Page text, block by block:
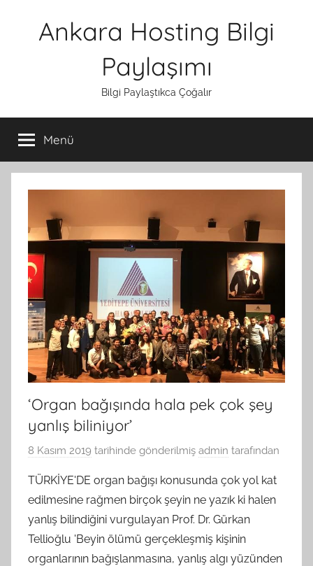
Ankara Hosting Bilgi
Paylaşımı
Bilgi Paylaştıkca Çoğalır
Menü
‘Organ bağışında hala pek çok şey
yanlış biliniyor’
8 Kasım 2019 tarihinde gönderilmiş admin tarafından
TÜRKİYE'DE organ bağışı konusunda çok yol kat
edilmesine rağmen birçok şeyin ne yazık ki halen
yanlış bilindiğini vurgulayan Prof. Dr. Gürkan
Tellioğlu 'Beyin ölümü gerçekleşmiş kişinin
organlarının bağışlanmasına, yanlış algı yüzünden